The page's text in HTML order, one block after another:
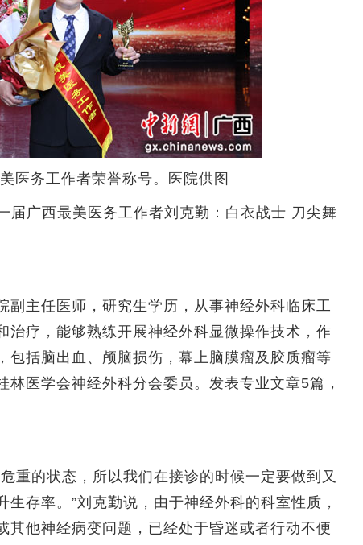
务工作者荣誉称号。医院供图
广西最美医务工作者刘克勤：白衣战士 刀尖舞
主任医师，研究生学历，从事神经外科临床工
治疗，能够熟练开展神经外科显微操作技术，作
包括脑出血、颅脑损伤，幕上脑膜瘤及胶质瘤等
医学会神经外科分会委员。发表专业文章5篇，
的状态，所以我们在接诊的时候一定要做到又
存率。”刘克勤说，由于神经外科的科室性质，
其他神经病变问题，已经处于昏迷或者行动不便